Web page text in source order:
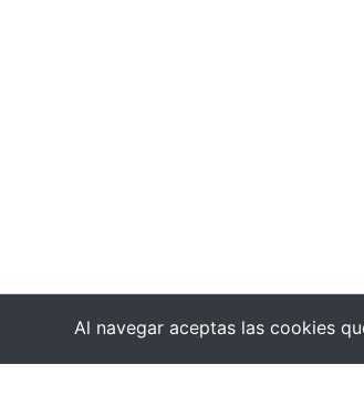
Al navegar aceptas las cookies